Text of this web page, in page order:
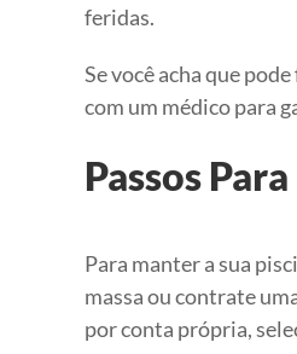
feridas.
Se você acha que
com um médico para
Passos
Para manter a sua
massa ou contrate
por conta própria,